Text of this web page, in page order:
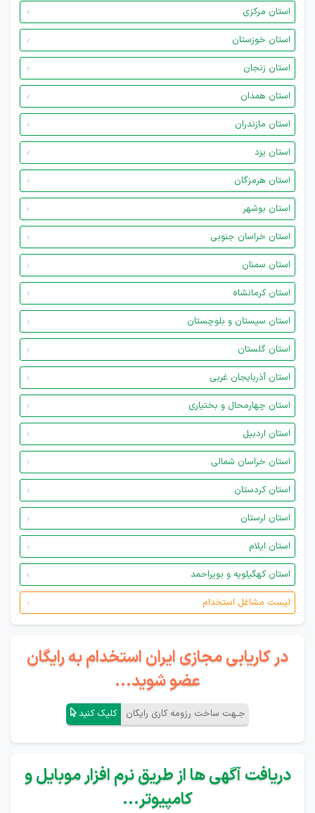
استان مرکزی
استان خوزستان
استان زنجان
استان همدان
استان مازندران
استان یزد
استان هرمزگان
استان بوشهر
استان خراسان جنوبی
استان سمنان
استان کرمانشاه
استان سیستان و بلوچستان
استان گلستان
استان آذربایجان غربی
استان چهارمحال و بختیاری
استان اردبیل
استان خراسان شمالی
استان کردستان
استان لرستان
استان ایلام
استان کهگیلویه و بویراحمد
لیست مشاغل استخدام
در کاریابی مجازی ایران استخدام به رایگان
عضو شوید...
جـهت ساخت رزومه کاری رایگان کلیک کنید
دریافت آگهی ها از طریق نرم افزار موبایل و
کامپیوتر...